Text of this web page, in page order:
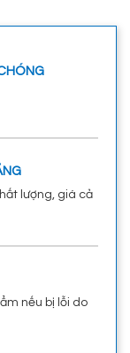
lượng, giá cả
nếu bị lỗi do